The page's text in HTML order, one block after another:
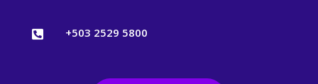
 +503 2529 5800